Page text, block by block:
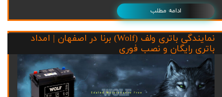
ادامه مطلب
نمایندگی باتری ولف (Wolf) برنا در اصفهان | امداد
باتری رایگان و نصب فوری